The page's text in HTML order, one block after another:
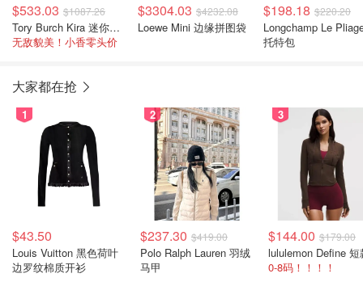
$533.03 $1087.26
Tory Burch Kira 迷你双肩包
无敌貌美！小香零头价
$3304.03 $4232.08
Loewe Mini 边缘拼图袋
$198.18 $220.20
Longchamp Le
托特包
大家都在抢
1
$43.50
Louis Vuitton 黑色荷叶
边罗纹棉质开衫
2
$237.30 $419.00
Polo Ralph Lauren 羽绒
马甲
3
$144.00 $179.00
0-8码！！！！